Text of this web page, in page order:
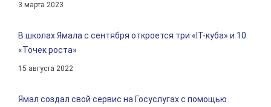
3 марта 2023
В школах Ямала с сентября откроется три «IT-куба» и 10
«Точек роста»
15 августа 2022
Ямал создал свой сервис на Госуслугах с помощью